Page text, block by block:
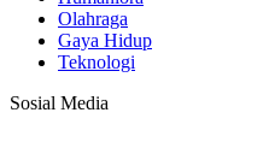
Olahraga
Gaya Hidup
Teknologi
Sosial Media